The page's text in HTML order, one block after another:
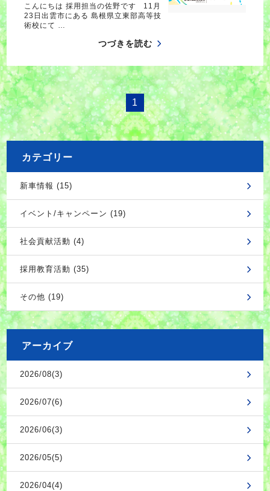
こんにちは 採用担当の佐野です 11月
23日出雲市にある 島根県立東部高等技
術校にて …
つづきを読む
1
カテゴリー
新車情報 (15)
イベント/キャンペーン (19)
社会貢献活動 (4)
採用教育活動 (35)
その他 (19)
アーカイブ
2026/08(3)
2026/07(6)
2026/06(3)
2026/05(5)
2026/04(4)